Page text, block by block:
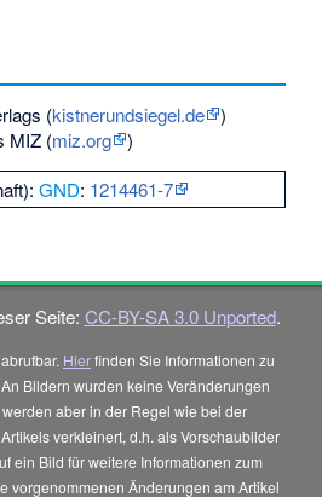
(kistnerundsiegel.de
)
MIZ (miz.org
)
GND: 1214461-7
Seite: CC-BY-SA 3.0 Unported.
abrufbar. Hierfinden Sie Informationen zu
Bildern wurden keine Veränderungen
aber in der Regel wie bei der
verkleinert, d.h. als Vorschaubilder
ein Bild für weitere Informationen zum
vorgenommenen Änderungen am Artikel